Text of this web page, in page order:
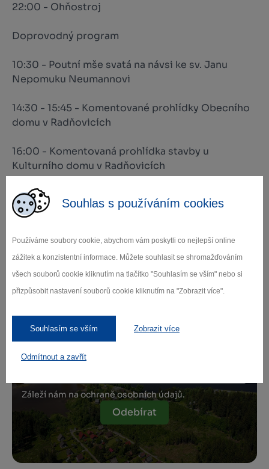
Souhlas s používáním cookies
Používáme soubory cookie, abychom vám poskytli co nejlepší online
zážitek a konzistentní informace. Můžete souhlasit se shromažďováním
všech souborů cookie kliknutím na tlačítko "Souhlasím se vším" nebo si
přizpůsobit nastavení souborů cookie kliknutím na "Zobrazit více".
Souhlasím se vším Zobrazit více
Odmítnout a zavřít
22:00 - Ohňostroj
Doprovodný program
10:30 - Poutní mše svatá na návsi ke sv. Janu
Nepomuku Neumannovi
14:30 - 15:45 - Komentované prohlídky Obecního
domu v Radňovicích
16:00 - Komentovaná prohlídka stavby u
Kulturního domu v Radňovicích
14:30 - Výstava v Obecním domě v Radňovicích
Zamilujte si Vysočinu
Přihlaste se k odběru našeho newsletteru
o novinkách.
Záleží nám na ochraně osobních údajů.
Odebírat